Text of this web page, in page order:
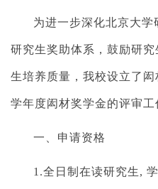
为进一步深化北京大
研究生奖助体系，鼓励研
生培养质量，我校设立了
学年度闳材奖学金的评审工
一、申请资格
1.全日制在读研究生,